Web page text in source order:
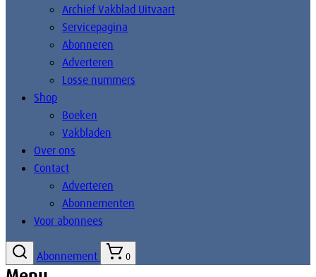
Archief Vakblad Uitvaart
Servicepagina
Abonneren
Adverteren
Losse nummers
Shop
Boeken
Vakbladen
Over ons
Contact
Adverteren
Abonnementen
Voor abonnees
Abonnement 0